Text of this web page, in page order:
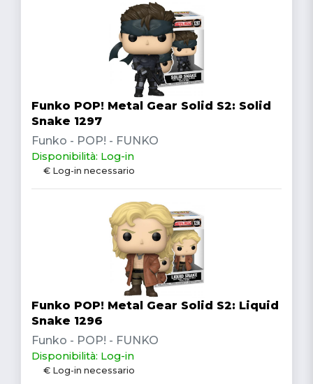
Funko POP! Metal Gear Solid S2: Solid
Snake 1297
Funko - POP! - FUNKO
Disponibilità: Log-in
€ Log-in necessario
Funko POP! Metal Gear Solid S2: Liquid
Snake 1296
Funko - POP! - FUNKO
Disponibilità: Log-in
€ Log-in necessario